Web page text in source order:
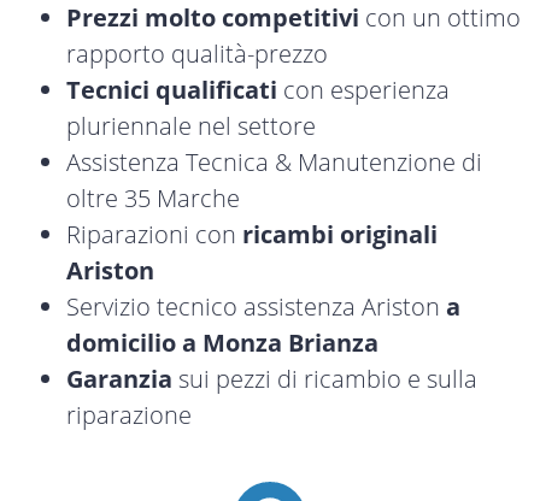
Prezzi molto competitivi con un ottimo
rapporto qualità-prezzo
Tecnici qualificati con esperienza
pluriennale nel settore
Assistenza Tecnica & Manutenzione di
oltre 35 Marche
Riparazioni con ricambi originali
Ariston
Servizio tecnico assistenza Ariston a
domicilio a Monza Brianza
Garanzia sui pezzi di ricambio e sulla
riparazione